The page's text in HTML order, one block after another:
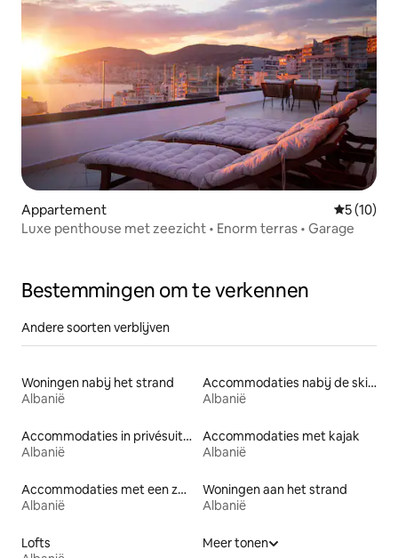
Appartement
5 (10)
Luxe penthouse met zeezicht • Enorm terras • Garage
Bestemmingen om te verkennen
Andere soorten verblijven
Woningen nabij het strand
Albanië
Accommodaties nabij de skipiste
Albanië
Accommodaties in privésuites
Albanië
Accommodaties met kajak
Albanië
Accommodaties met een zwembad
Albanië
Woningen aan het strand
Albanië
Lofts
Meer tonen